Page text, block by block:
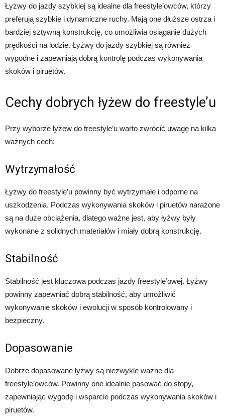
Łyżwy do jazdy szybkiej są idealne dla freestyle’owców, którzy
preferują szybkie i dynamiczne ruchy. Mają one dłuższe ostrza i
bardziej sztywną konstrukcję, co umożliwia osiąganie dużych
prędkości na lodzie. Łyżwy do jazdy szybkiej są również
wygodne i zapewniają dobrą kontrolę podczas wykonywania
skoków i piruetów.
Cechy dobrych łyżew do freestyle’u
Przy wyborze łyżew do freestyle’u warto zwrócić uwagę na kilka
ważnych cech:
Wytrzymałość
Łyżwy do freestyle’u powinny być wytrzymałe i odporne na
uszkodzenia. Podczas wykonywania skoków i piruetów narażone
są na duże obciążenia, dlatego ważne jest, aby łyżwy były
wykonane z solidnych materiałów i miały dobrą konstrukcję.
Stabilność
Stabilność jest kluczowa podczas jazdy freestyle’owej. Łyżwy
powinny zapewniać dobrą stabilność, aby umożliwić
wykonywanie skoków i ewolucji w sposób kontrolowany i
bezpieczny.
Dopasowanie
Dobrze dopasowane łyżwy są niezwykle ważne dla
freestyle’owców. Powinny one idealnie pasować do stopy,
zapewniając wygodę i wsparcie podczas wykonywania skoków i
piruetów.